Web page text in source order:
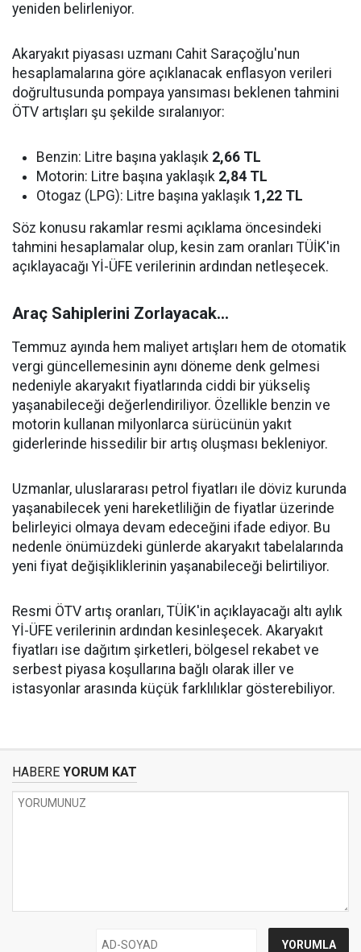
yeniden belirleniyor.
Akaryakıt piyasası uzmanı Cahit Saraçoğlu'nun
hesaplamalarına göre açıklanacak enflasyon verileri
doğrultusunda pompaya yansıması beklenen tahmini
ÖTV artışları şu şekilde sıralanıyor:
Benzin: Litre başına yaklaşık 2,66 TL
Motorin: Litre başına yaklaşık 2,84 TL
Otogaz (LPG): Litre başına yaklaşık 1,22 TL
Söz konusu rakamlar resmi açıklama öncesindeki
tahmini hesaplamalar olup, kesin zam oranları TÜİK'in
açıklayacağı Yİ-ÜFE verilerinin ardından netleşecek.
Araç Sahiplerini Zorlayacak...
Temmuz ayında hem maliyet artışları hem de otomatik
vergi güncellemesinin aynı döneme denk gelmesi
nedeniyle akaryakıt fiyatlarında ciddi bir yükseliş
yaşanabileceği değerlendiriliyor. Özellikle benzin ve
motorin kullanan milyonlarca sürücünün yakıt
giderlerinde hissedilir bir artış oluşması bekleniyor.
Uzmanlar, uluslararası petrol fiyatları ile döviz kurunda
yaşanabilecek yeni hareketliliğin de fiyatlar üzerinde
belirleyici olmaya devam edeceğini ifade ediyor. Bu
nedenle önümüzdeki günlerde akaryakıt tabelalarında
yeni fiyat değişikliklerinin yaşanabileceği belirtiliyor.
Resmi ÖTV artış oranları, TÜİK'in açıklayacağı altı aylık
Yİ-ÜFE verilerinin ardından kesinleşecek. Akaryakıt
fiyatları ise dağıtım şirketleri, bölgesel rekabet ve
serbest piyasa koşullarına bağlı olarak iller ve
istasyonlar arasında küçük farklılıklar gösterebiliyor.
HABERE YORUM KAT